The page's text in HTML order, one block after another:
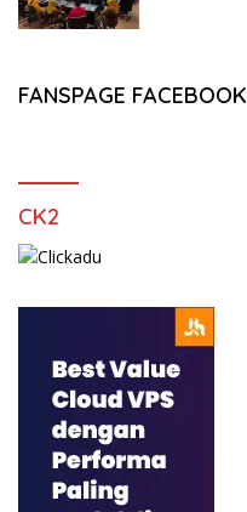
FANSPAGE FACEBOOK
CK2